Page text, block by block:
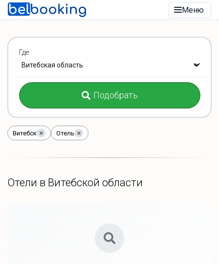
Меню
Где
Подобрать
Витебск Отель
Отели в Витебской области